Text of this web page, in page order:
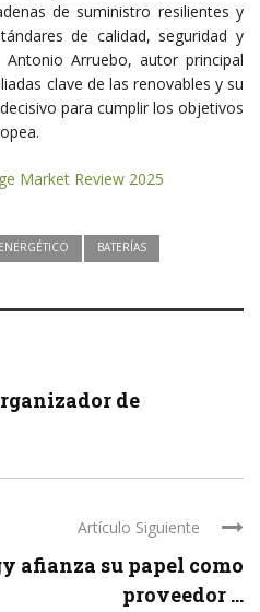
de suministro resilientes y
de calidad, seguridad y
Antonio Arruebo, autor principal
clave de las renovables y su
para cumplir los objetivos
Market Review 2025
BATERÍAS
de
Artículo Siguiente
afianza su papel como
proveedor ...